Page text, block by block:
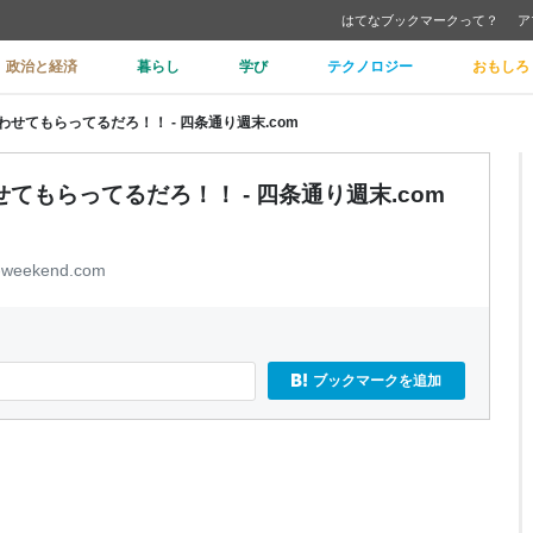
はてなブックマークって？
政治と経済 暮らし 学び テクノロジー おもしろ
せてもらってるだろ！！ - 四条通り週末.com
もらってるだろ！！ - 四条通り週末.com
ブックマークを追加